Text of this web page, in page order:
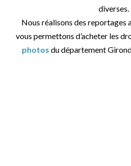
diverses.
Nous réalisons des reportages
vous permettons d’acheter les
photos du département